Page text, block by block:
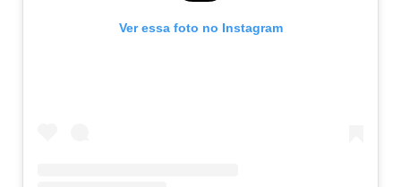
Ver essa foto no Instagram